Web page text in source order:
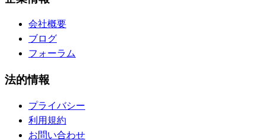
会社概要
ブログ
フォーラム
法的情報
プライバシー
利用規約
お問い合わせ